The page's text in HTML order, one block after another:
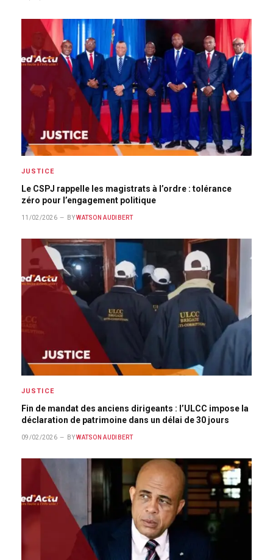
JUSTICE
Le CSPJ rappelle les magistrats à l’ordre : tolérance
zéro pour l’engagement politique
11/02/2026 BY WATSON AUDIBERT
JUSTICE
Fin de mandat des anciens dirigeants : l’ULCC impose la
déclaration de patrimoine dans un délai de 30 jours
09/02/2026 BY WATSON AUDIBERT